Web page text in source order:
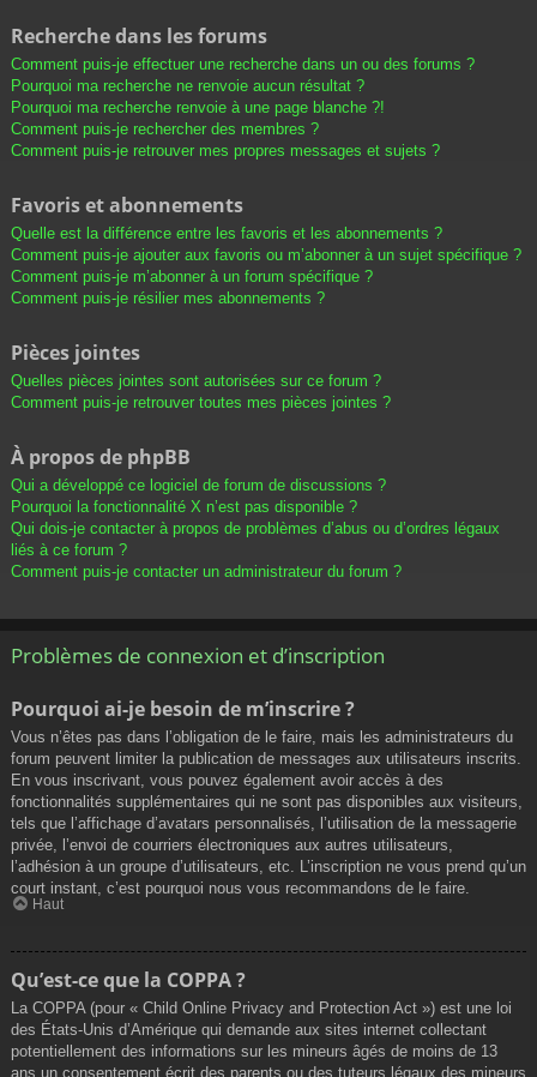
Recherche dans les forums
Comment puis-je effectuer une recherche dans un ou des forums ?
Pourquoi ma recherche ne renvoie aucun résultat ?
Pourquoi ma recherche renvoie à une page blanche ?!
Comment puis-je rechercher des membres ?
Comment puis-je retrouver mes propres messages et sujets ?
Favoris et abonnements
Quelle est la différence entre les favoris et les abonnements ?
Comment puis-je ajouter aux favoris ou m’abonner à un sujet spécifique ?
Comment puis-je m’abonner à un forum spécifique ?
Comment puis-je résilier mes abonnements ?
Pièces jointes
Quelles pièces jointes sont autorisées sur ce forum ?
Comment puis-je retrouver toutes mes pièces jointes ?
À propos de phpBB
Qui a développé ce logiciel de forum de discussions ?
Pourquoi la fonctionnalité X n’est pas disponible ?
Qui dois-je contacter à propos de problèmes d’abus ou d’ordres légaux
liés à ce forum ?
Comment puis-je contacter un administrateur du forum ?
Problèmes de connexion et d’inscription
Pourquoi ai-je besoin de m’inscrire ?
Vous n’êtes pas dans l’obligation de le faire, mais les administrateurs du
forum peuvent limiter la publication de messages aux utilisateurs inscrits.
En vous inscrivant, vous pouvez également avoir accès à des
fonctionnalités supplémentaires qui ne sont pas disponibles aux visiteurs,
tels que l’affichage d’avatars personnalisés, l’utilisation de la messagerie
privée, l’envoi de courriers électroniques aux autres utilisateurs,
l’adhésion à un groupe d’utilisateurs, etc. L’inscription ne vous prend qu’un
court instant, c’est pourquoi nous vous recommandons de le faire.
Haut
Qu’est-ce que la COPPA ?
La COPPA (pour « Child Online Privacy and Protection Act ») est une loi
des États-Unis d’Amérique qui demande aux sites internet collectant
potentiellement des informations sur les mineurs âgés de moins de 13
ans un consentement écrit des parents ou des tuteurs légaux des mineurs